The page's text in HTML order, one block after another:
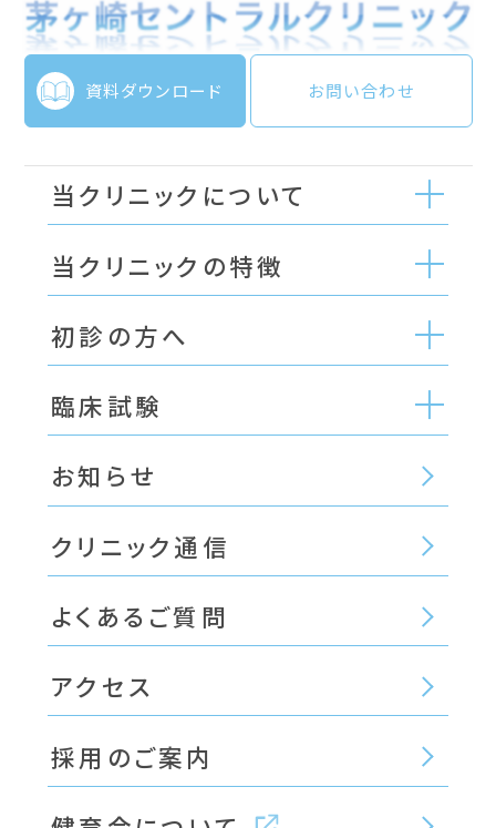
資料ダウンロード お問い合わせ
当クリニックについて
当クリニックの特徴
初診の方へ
臨床試験
お知らせ
クリニック通信
よくあるご質問
アクセス
採用のご案内